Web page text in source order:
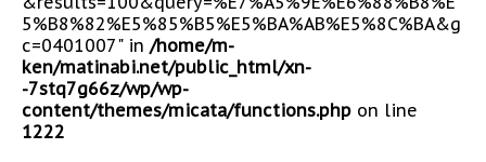
5%B8%82%E5%85%B5%E5%BA%AB%E5%8C%BA&g
c=0401007" in /home/m-
ken/matinabi.net/public_html/xn-
-7stq7g66z/wp/wp-
content/themes/micata/functions.php on line
1222